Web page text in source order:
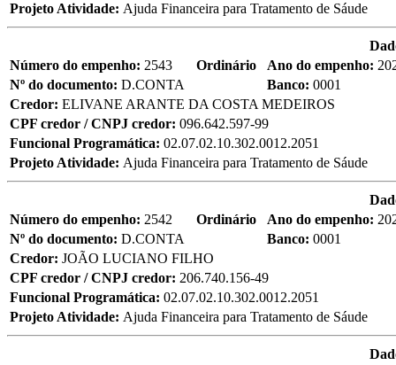
Projeto Atividade: Ajuda Financeira para Tratamento de Sáude
Número do empenho: 2543 Ordinário Ano do empenho:
Nº do documento: D.CONTA Banco: 0001
Credor: ELIVANE ARANTE DA COSTA MEDEIROS
CPF credor / CNPJ credor: 096.642.597-99
Funcional Programática: 02.07.02.10.302.0012.2051
Projeto Atividade: Ajuda Financeira para Tratamento de Sáude
Número do empenho: 2542 Ordinário Ano do empenho:
Nº do documento: D.CONTA Banco: 0001
Credor: JOÃO LUCIANO FILHO
CPF credor / CNPJ credor: 206.740.156-49
Funcional Programática: 02.07.02.10.302.0012.2051
Projeto Atividade: Ajuda Financeira para Tratamento de Sáude